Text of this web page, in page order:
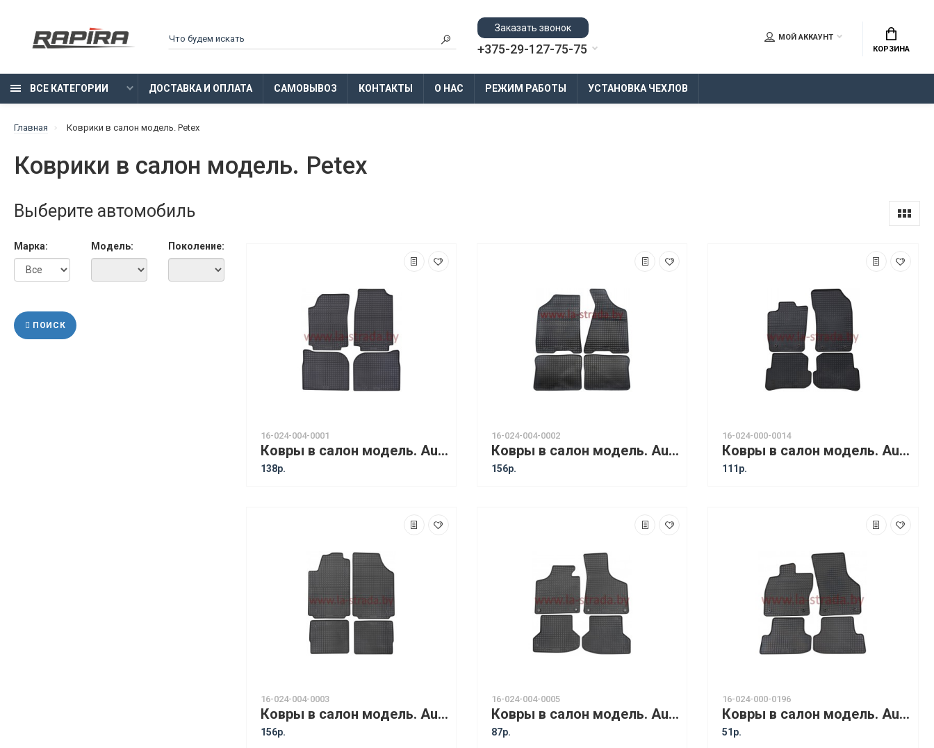
Заказать звонок
+375-29-127-75-75
МОЙ АККАУНТ
КОРЗИНА
ВСЕ КАТЕГОРИИ ДОСТАВКА И ОПЛАТА САМОВЫВОЗ КОНТАКТЫ О НАС РЕЖИМ РАБОТЫ УСТАНОВКА ЧЕХЛОВ
Главная Коврики в салон модель. Petex
Коврики в салон модель. Petex
Выберите автомобиль
Марка: Модель: Поколение:
ПОИСК
16-024-004-0001
Ковры в салон модель. Audi 100 C4 (91-94) / Audi A6 C4 (94-97) [15010]
138р.
16-024-004-0002
Ковры в салон модель. Audi 80 B3 (87-91) / Audi 90 B3 (87-91) / Audi 80 B4 (91-95) [12010]
156р.
16-024-000-0014
Ковры в салон модель. Audi A1 (10-18) / Audi A1 Sportback (12-18) [11510]
111р.
16-024-004-0003
Ковры в салон модель. Audi A2 (00-05) [17010]
156р.
16-024-004-0005
Ковры в салон модель. Audi A3 (03-12) / Audi A3 (04-12) Sportback 5D /Audi S3 (06-12) /Audi A3 (08-14) Cabriolet [11110]
87р.
16-024-000-0196
Ковры в салон модель. Audi A3 (12-) 3D / Audi A3 (14-) Cabrio [11210]
51р.